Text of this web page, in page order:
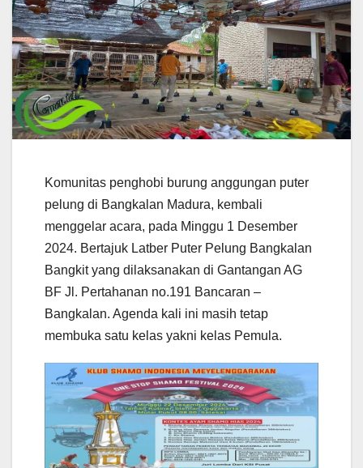
Komunitas penghobi burung anggungan puter
pelung di Bangkalan Madura, kembali
menggelar acara, pada Minggu 1 Desember
2024. Bertajuk Latber Puter Pelung Bangkalan
Bangkit yang dilaksanakan di Gantangan AG
BF Jl. Pertahanan no.191 Bancaran –
Bangkalan. Agenda kali ini masih tetap
membuka satu kelas yakni kelas Pemula.